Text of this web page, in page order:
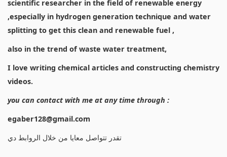
scientific researcher in the field of renewable energy
,especially in hydrogen generation technique and water
splitting to get this clean and renewable fuel ,
also in the trend of waste water treatment,
I love writing chemical articles and constructing chemistry
videos.
you can contact with me at any time through :
egaber128@gmail.com
تقدر تتواصل معايا من خلال الروابط دي